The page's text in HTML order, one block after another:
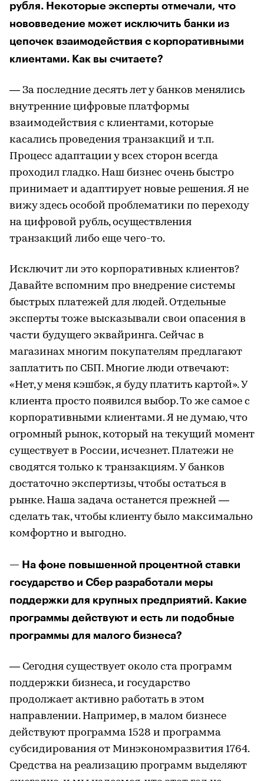
рубля. Некоторые эксперты отмечали, что
нововведение может исключить банки из
цепочек взаимодействия с корпоративными
клиентами. Как вы считаете?
— За последние десять лет у банков менялись
внутренние цифровые платформы
взаимодействия с клиентами, которые
касались проведения транзакций и т.п.
Процесс адаптации у всех сторон всегда
проходил гладко. Наш бизнес очень быстро
принимает и адаптирует новые решения. Я не
вижу здесь особой проблематики по переходу
на цифровой рубль, осуществления
транзакций либо еще чего-то.
Исключит ли это корпоративных клиентов?
Давайте вспомним про внедрение системы
быстрых платежей для людей. Отдельные
эксперты тоже высказывали свои опасения в
части будущего эквайринга. Сейчас в
магазинах многим покупателям предлагают
заплатить по СБП. Многие люди отвечают:
«Нет, у меня кэшбэк, я буду платить картой». У
клиента просто появился выбор. То же самое с
корпоративными клиентами. Я не думаю, что
огромный рынок, который на текущий момент
существует в России, исчезнет. Платежи не
сводятся только к транзакциям. У банков
достаточно экспертизы, чтобы остаться в
рынке. Наша задача останется прежней —
сделать так, чтобы клиенту было максимально
комфортно и выгодно.
— На фоне повышенной процентной ставки
государство и Сбер разработали меры
поддержки для крупных предприятий. Какие
программы действуют и есть ли подобные
программы для малого бизнеса?
— Сегодня существует около ста программ
поддержки бизнеса, и государство
продолжает активно работать в этом
направлении. Например, в малом бизнесе
действуют программа 1528 и программа
субсидирования от Минэкономразвития 1764.
Средства на реализацию программ выделяют